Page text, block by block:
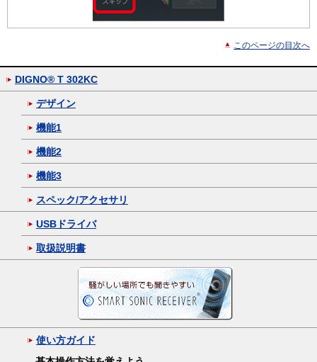
このページの目次へ
DIGNO® T 302KC
デザイン
機能1
機能2
機能3
スペック/アクセサリ
USBドライバ
取扱説明書
使い方ガイド